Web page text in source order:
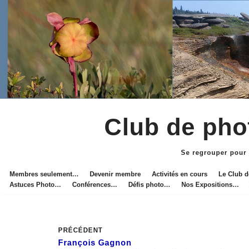
Club de
Se regrouper pour
Membres seulement… Devenir membre Activités en cours Le Club
Astuces Photo…
Conférences… Défis photo… Nos Expositions…
PRÉCÉDENT
François Gagnon